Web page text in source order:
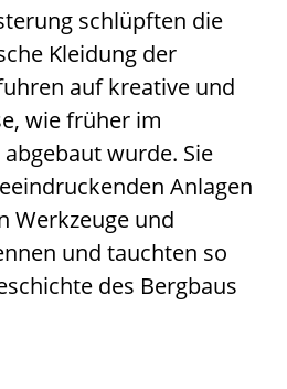
schlüpften die
Kleidung der
auf kreative und
wie früher im
wurde. Sie
Anlagen
Werkzeuge und
und tauchten so
des Bergbaus